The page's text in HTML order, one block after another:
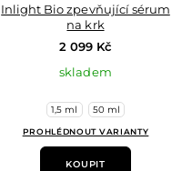
Inlight Bio zpevňující sérum
na krk
2 099 Kč
skladem
1,5 ml 50 ml
PROHLÉDNOUT VARIANTY
KOUPIT